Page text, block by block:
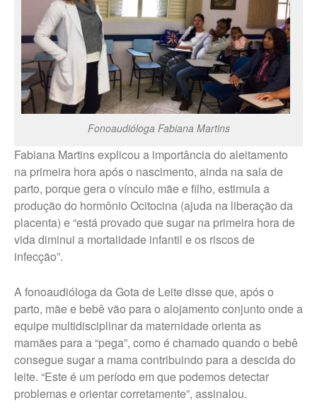
Fonoaudióloga Fabiana Martins
Fabiana Martins explicou a importância do aleitamento
na primeira hora após o nascimento, ainda na sala de
parto, porque gera o vínculo mãe e filho, estimula a
produção do hormônio Ocitocina (ajuda na liberação da
placenta) e “está provado que sugar na primeira hora de
vida diminui a mortalidade infantil e os riscos de
infecção”.
A fonoaudióloga da Gota de Leite disse que, após o
parto, mãe e bebê vão para o alojamento conjunto onde a
equipe multidisciplinar da maternidade orienta as
mamães para a “pega”, como é chamado quando o bebê
consegue sugar a mama contribuindo para a descida do
leite. “Este é um período em que podemos detectar
problemas e orientar corretamente”, assinalou.